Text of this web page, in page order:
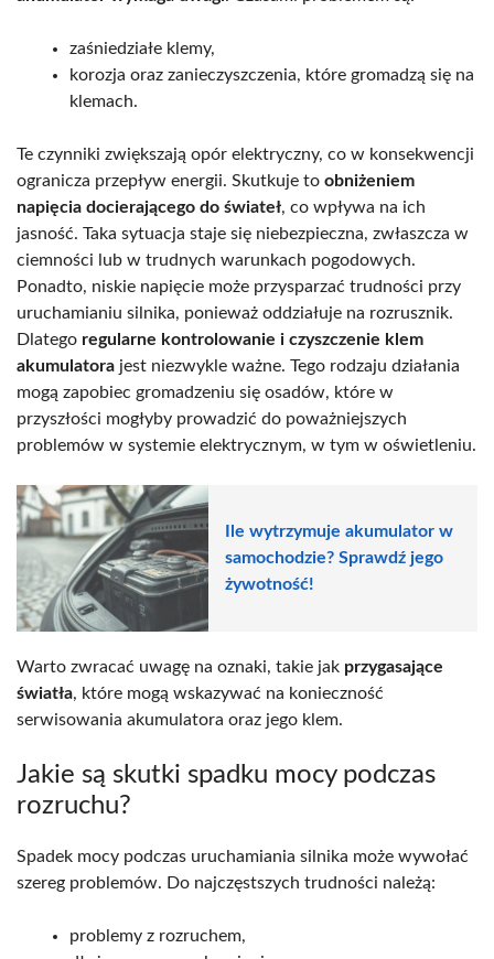
zaśniedziałe klemy,
korozja oraz zanieczyszczenia, które gromadzą się na
klemach.
Te czynniki zwiększają opór elektryczny, co w konsekwencji
ogranicza przepływ energii. Skutkuje to obniżeniem
napięcia docierającego do świateł, co wpływa na ich
jasność. Taka sytuacja staje się niebezpieczna, zwłaszcza w
ciemności lub w trudnych warunkach pogodowych.
Ponadto, niskie napięcie może przysparzać trudności przy
uruchamianiu silnika, ponieważ oddziałuje na rozrusznik.
Dlatego regularne kontrolowanie i czyszczenie klem
akumulatora jest niezwykle ważne. Tego rodzaju działania
mogą zapobiec gromadzeniu się osadów, które w
przyszłości mogłyby prowadzić do poważniejszych
problemów w systemie elektrycznym, w tym w oświetleniu.
Ile wytrzymuje akumulator w
samochodzie? Sprawdź jego
żywotność!
Warto zwracać uwagę na oznaki, takie jak przygasające
światła, które mogą wskazywać na konieczność
serwisowania akumulatora oraz jego klem.
Jakie są skutki spadku mocy podczas
rozruchu?
Spadek mocy podczas uruchamiania silnika może wywołać
szereg problemów. Do najczęstszych trudności należą:
problemy z rozruchem,